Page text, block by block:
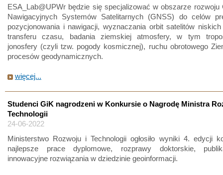
ESA_Lab@UPWr będzie się specjalizować w obszarze rozwoju
Nawigacyjnych Systemów Satelitarnych (GNSS) do celów
pozycjonowania i nawigacji, wyznaczania orbit satelitów
transferu czasu, badania ziemskiej atmosfery, w tym
jonosfery (czyli tzw. pogody kosmicznej), ruchu obrotowego
procesów geodynamicznych.
więcej...
Studenci GiK nagrodzeni w Konkursie o Nagrodę Ministra
Technologii
24-06-2022
Ministerstwo Rozwoju i Technologii ogłosiło wyniki 4. edycji
najlepsze prace dyplomowe, rozprawy doktorskie,
innowacyjne rozwiązania w dziedzinie geoinformacji.